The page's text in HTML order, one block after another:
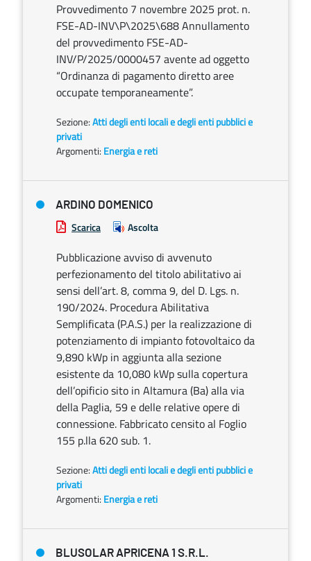
Provvedimento 7 novembre 2025 prot. n.
FSE-AD-INV\P\2025\688 Annullamento
del provvedimento FSE-AD-
INV/P/2025/0000457 avente ad oggetto
“Ordinanza di pagamento diretto aree
occupate temporaneamente”.
Sezione:Atti degli enti locali e degli enti pubblici e
privati
Argomenti: Energia e reti
ARDINO DOMENICO
Scarica Ascolta
Pubblicazione avviso di avvenuto
perfezionamento del titolo abilitativo ai
sensi dell’art. 8, comma 9, del D. Lgs. n.
190/2024. Procedura Abilitativa
Semplificata (P.A.S.) per la realizzazione di
potenziamento di impianto fotovoltaico da
9,890 kWp in aggiunta alla sezione
esistente da 10,080 kWp sulla copertura
dell’opificio sito in Altamura (Ba) alla via
della Paglia, 59 e delle relative opere di
connessione. Fabbricato censito al Foglio
155 p.lla 620 sub. 1.
Sezione:Atti degli enti locali e degli enti pubblici e
privati
Argomenti: Energia e reti
BLUSOLAR APRICENA 1 S.R.L.